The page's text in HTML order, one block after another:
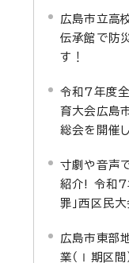
広島市立高
伝承館で防
す！
令和7年度
育大会広島
総会を開催
寸劇や音声
紹介! 令和7
罪」西区民大
広島市東部
業（Ⅰ期区間